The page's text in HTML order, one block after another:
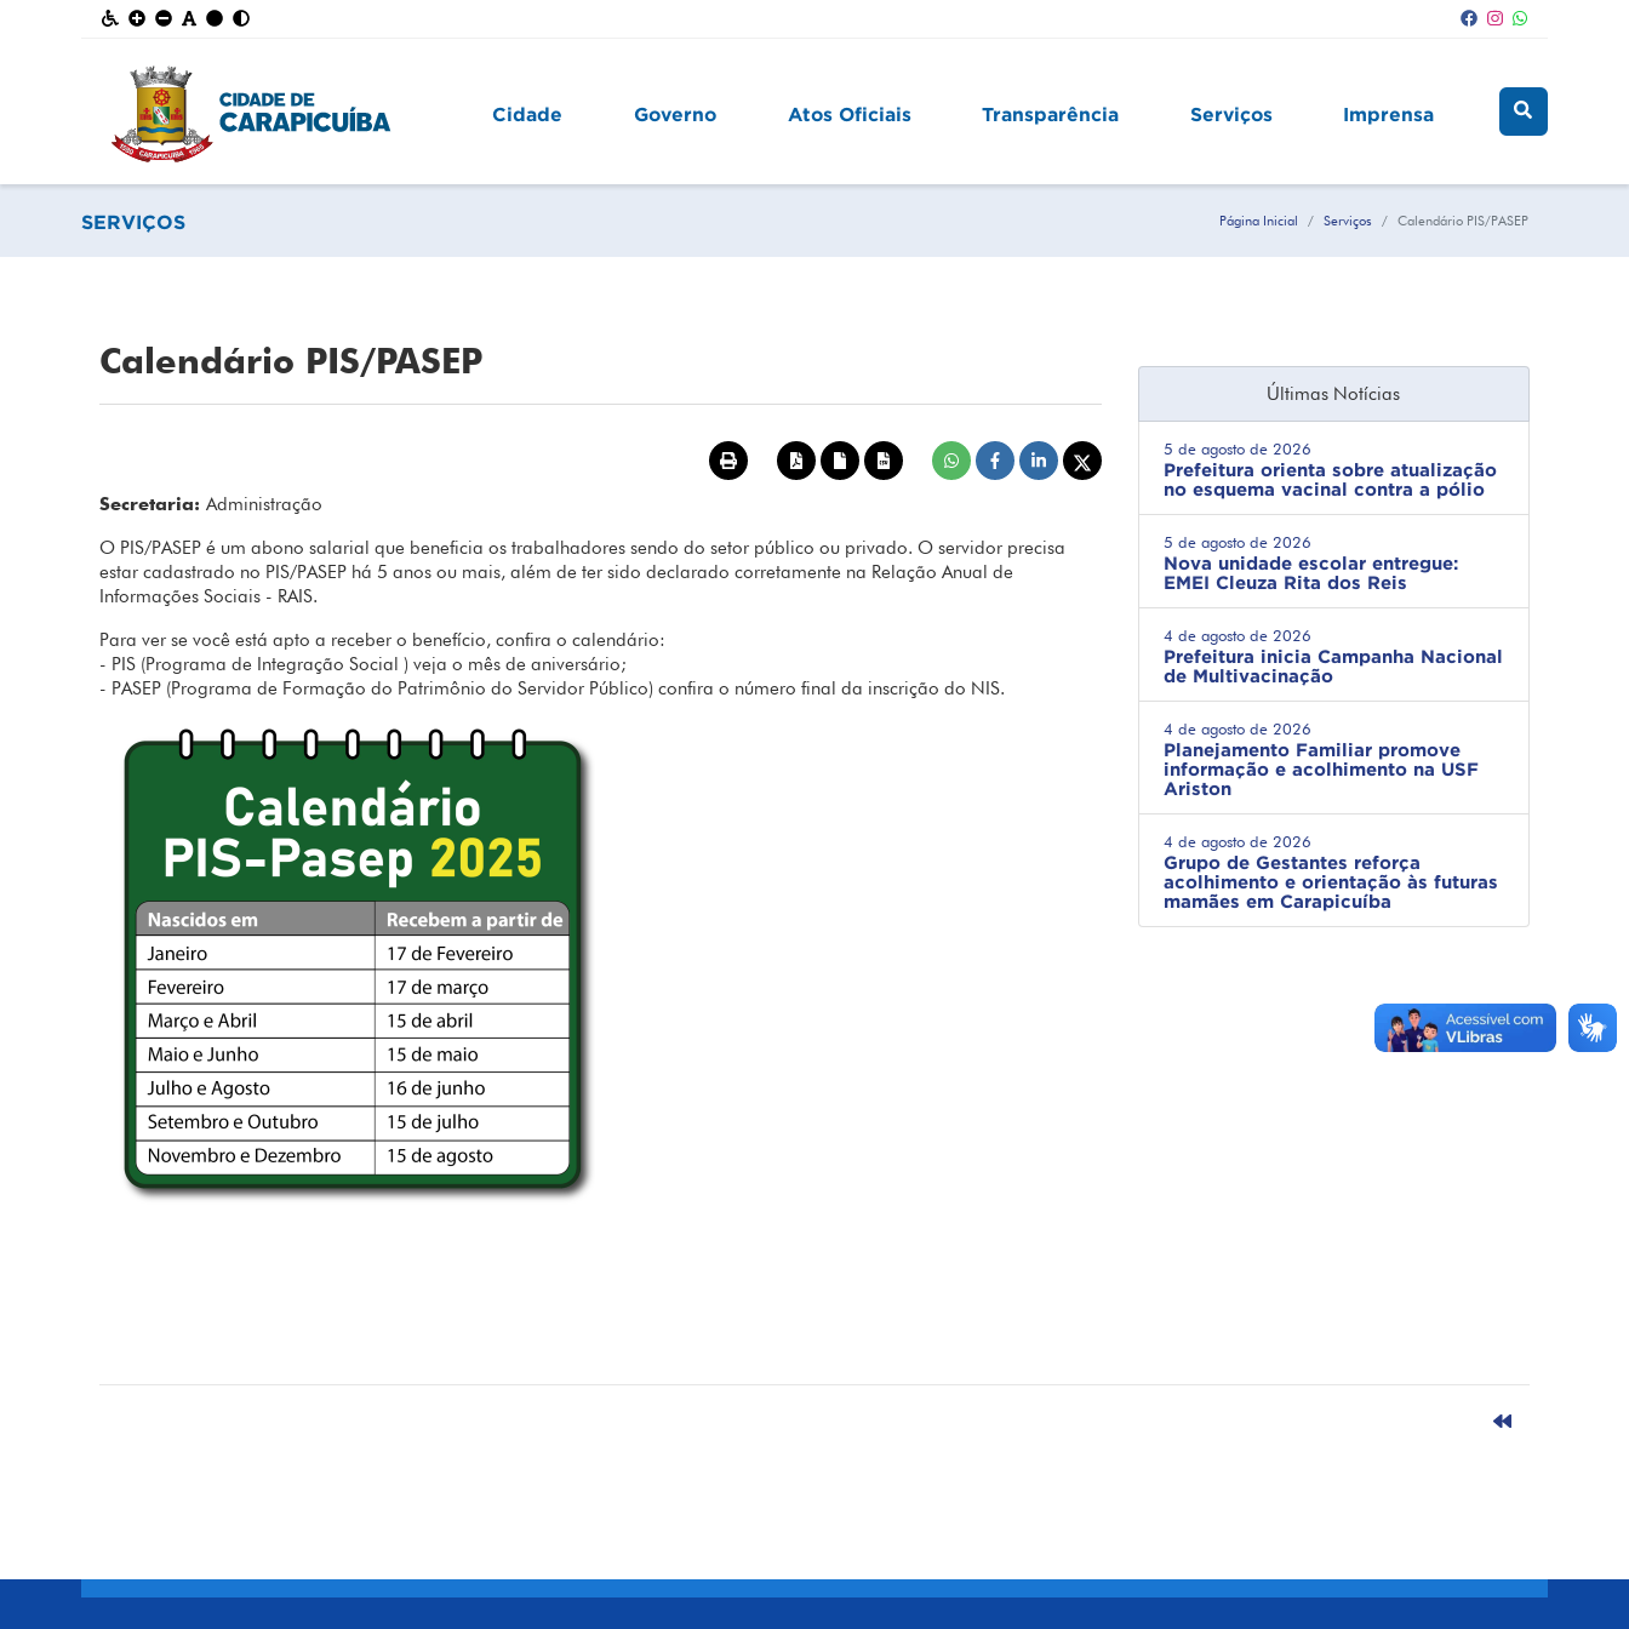
Cidade Governo Atos Oficiais Transparência Serviços Imprensa
SERVIÇOS Página Inicial Serviços Calendário PIS/PASEP
Calendário PIS/PASEP
Secretaria:Administração
O PIS/PASEP é um abono salarial que beneficia os trabalhadores sendo do setor público ou privado. O servidor precisa
estar cadastrado no PIS/PASEP há 5 anos ou mais, além de ter sido declarado corretamente na Relação Anual de
Informações Sociais - RAIS.
Para ver se você está apto a receber o benefício, confira o calendário:
- PIS (Programa de Integração Social ) veja o mês de aniversário;
- PASEP (Programa de Formação do Patrimônio do Servidor Público) confira o número final da inscrição do NIS.
Últimas Notícias
5 de agosto de 2026
Prefeitura orienta sobre atualização
no esquema vacinal contra a pólio
5 de agosto de 2026
Nova unidade escolar entregue:
EMEI Cleuza Rita dos Reis
4 de agosto de 2026
Prefeitura inicia Campanha Nacional
de Multivacinação
4 de agosto de 2026
Planejamento Familiar promove
informação e acolhimento na USF
Ariston
4 de agosto de 2026
Grupo de Gestantes reforça
acolhimento e orientação às futuras
mamães em Carapicuíba